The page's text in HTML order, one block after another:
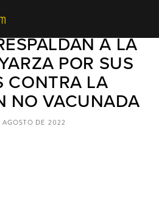
DEL GABINETE
A LA
POR SUS
CONTRA LA
NO VACUNADA
DE 2022